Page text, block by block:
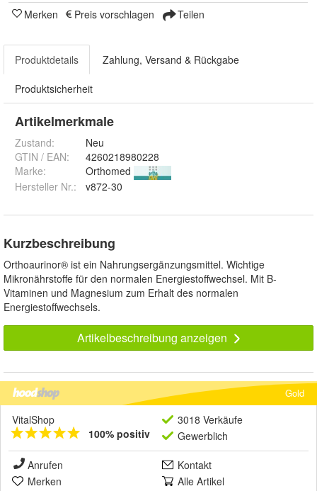
Merken Preis vorschlagen Teilen
Produktdetails Zahlung, Versand & Rückgabe
Produktsicherheit
Artikelmerkmale
Zustand:
Neu
GTIN / EAN:
4260218980228
Marke:
Orthomed
Hersteller Nr.:
v872-30
Kurzbeschreibung
Orthoaurinor® ist ein Nahrungsergänzungsmittel. Wichtige
Mikronährstoffe für den normalen Energiestoffwechsel. Mit B-
Vitaminen und Magnesium zum Erhalt des normalen
Energiestoffwechsels.
Artikelbeschreibung anzeigen
Gold
VitalShop
100% positiv
3018 Verkäufe
Gewerblich
Anrufen
Kontakt
Merken
Alle Artikel